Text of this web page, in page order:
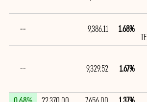
1.68%
9,386.11
--
1.67%
9,329.52
--